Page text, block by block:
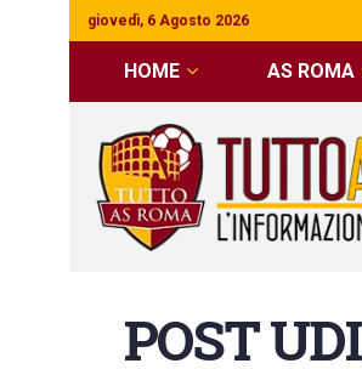
giovedì, 6 Agosto 2026
HOME AS ROMA
POST